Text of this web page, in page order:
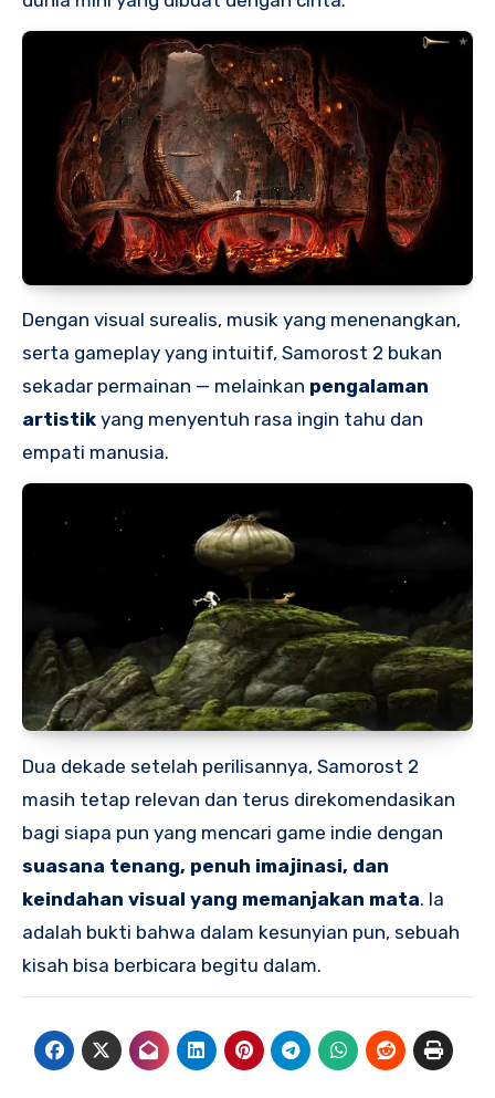
Dengan visual surealis, musik yang menenangkan,
serta gameplay yang intuitif, Samorost 2 bukan
sekadar permainan — melainkan pengalaman
artistik yang menyentuh rasa ingin tahu dan
empati manusia.
Dua dekade setelah perilisannya, Samorost 2
masih tetap relevan dan terus direkomendasikan
bagi siapa pun yang mencari game indie dengan
suasana tenang, penuh imajinasi, dan
keindahan visual yang memanjakan mata. Ia
adalah bukti bahwa dalam kesunyian pun, sebuah
kisah bisa berbicara begitu dalam.